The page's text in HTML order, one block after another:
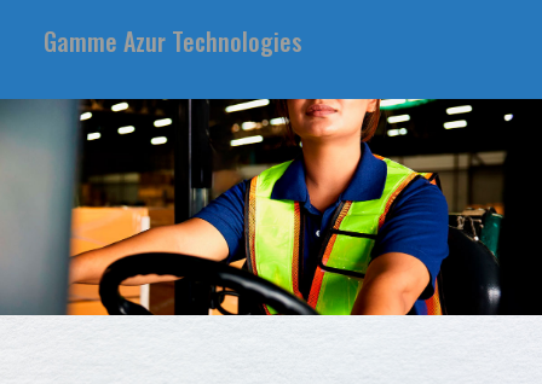
Gamme Azur Technologies